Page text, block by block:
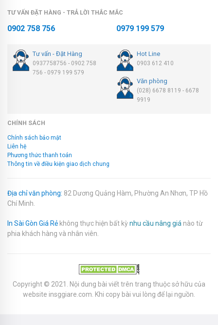
TƯ VẤN ĐẶT HÀNG - TRẢ LỜI THẮC MẮC
0902 758 756 0979 199 579
Tư vấn - Đặt Hàng
0937758756 - 0902 758
756 - 0979 199 579
Hot Line
0903 612 410
Văn phòng
(028) 6678 8119 - 6678
9919
CHÍNH SÁCH
Chính sách bảo mật
Liên hệ
Phương thức thanh toán
Thông tin về điều kiện giao dịch chung
Địa chỉ văn phòng: 82 Dương Quảng Hàm, Phường An Nhơn, TP Hồ
Chí Minh.
In Sài Gòn Giá Rẻ không thực hiện bất kỳ nhu cầu nâng giá nào từ
phia khách hàng và nhân viên.
Copyright © 2021. Nội dung bài viết trên trang thuộc sở hữu của
website insggiare.com . Khi copy bài vui lòng để lại nguồn.